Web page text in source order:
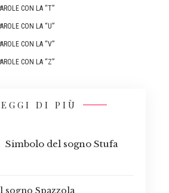
CON LA “T”
CON LA “U”
CON LA “V”
CON LA “Z”
DI PIÙ
Simbolo del sogno Stufa
sogno Spazzola